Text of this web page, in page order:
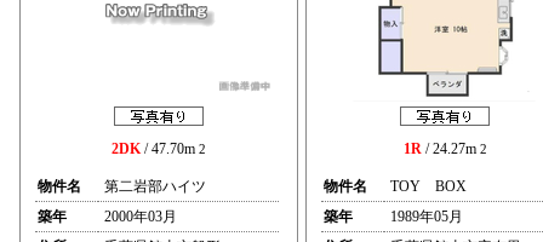
2DK/ 47.70m 2
物件名
第二岩部ハイツ
築年
2000年03月
1R/ 24.27m 2
物件名
TOY BOX
築年
1989年05月